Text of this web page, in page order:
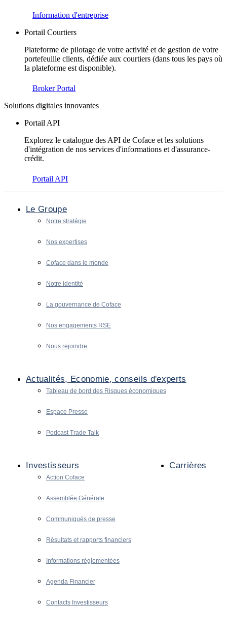
Information d'entreprise
Portail Courtiers
Plateforme de pilotage de votre activité et de gestion de votre
portefeuille clients, dédiée aux courtiers (dans tous les pays où
la plateforme est disponible).
Broker Portal
Solutions digitales innovantes
Portail API
Explorez le catalogue des API de Coface et les solutions
d'intégration de nos services d'informations et d'assurance-
crédit.
Portail API
Le Groupe
Notre stratégie
Nos expertises
Coface dans le monde
Notre identité
La gouvernance de Coface
Nos engagements RSE
Nous rejoindre
Actualités, Economie, conseils d'experts
Tableau de bord des Risques économiques
Espace Presse
Podcast Trade Talk
Investisseurs
Action Coface
Assemblée Générale
Communiqués de presse
Résultats et rapports financiers
Informations réglementées
Agenda Financier
Contacts Investisseurs
Carrières